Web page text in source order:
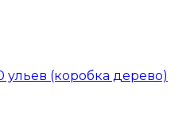
(коробка дерево)